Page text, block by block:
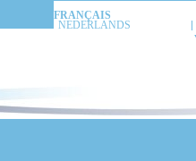
FRANÇAIS
NEDERLANDS